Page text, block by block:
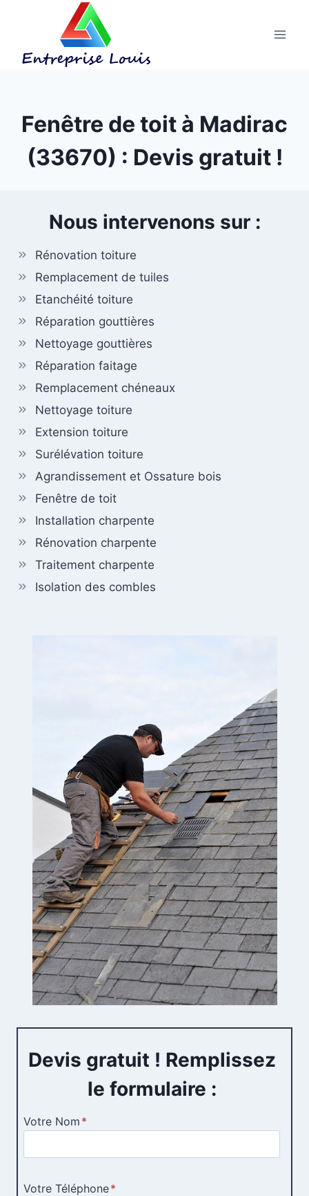
Fenêtre de toit à Madirac
(33670) : Devis gratuit !
Nous intervenons sur :
Rénovation toiture
Remplacement de tuiles
Etanchéité toiture
Réparation gouttières
Nettoyage gouttières
Réparation faitage
Remplacement chéneaux
Nettoyage toiture
Extension toiture
Surélévation toiture
Agrandissement et Ossature bois
Fenêtre de toit
Installation charpente
Rénovation charpente
Traitement charpente
Isolation des combles
Devis gratuit ! Remplissez
le formulaire :
Votre Nom *
Votre Téléphone*